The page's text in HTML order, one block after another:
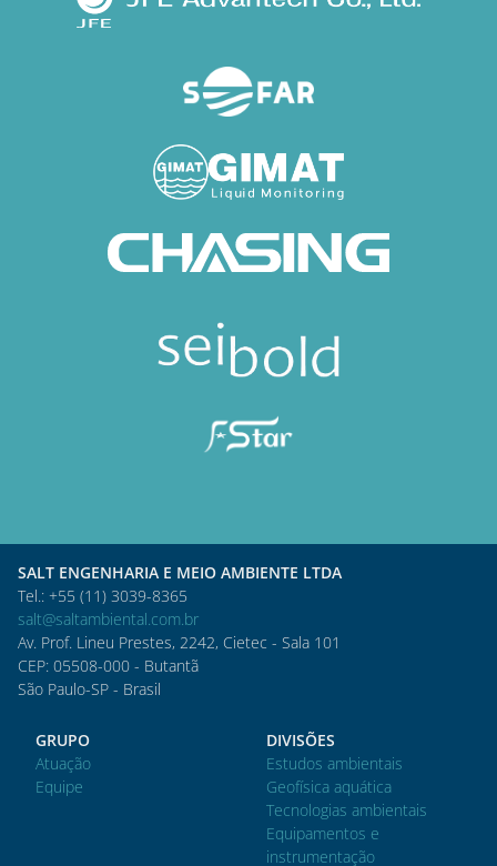
SALT ENGENHARIA E MEIO AMBIENTE LTDA
Tel.: +55 (11) 3039-8365
salt@saltambiental.com.br
Av. Prof. Lineu Prestes, 2242, Cietec - Sala 101
CEP: 05508-000 - Butantã
São Paulo-SP - Brasil
GRUPO
Atuação
Equipe
DIVISÕES
Estudos ambientais
Geofísica aquática
Tecnologias ambientais
Equipamentos e
instrumentação